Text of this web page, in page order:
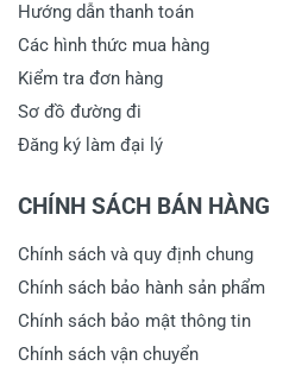
Hướng dẫn thanh toán
Các hình thức mua hàng
Kiểm tra đơn hàng
Sơ đồ đường đi
Đăng ký làm đại lý
CHÍNH SÁCH BÁN HÀNG
Chính sách và quy định chung
Chính sách bảo hành sản phẩm
Chính sách bảo mật thông tin
Chính sách vận chuyển